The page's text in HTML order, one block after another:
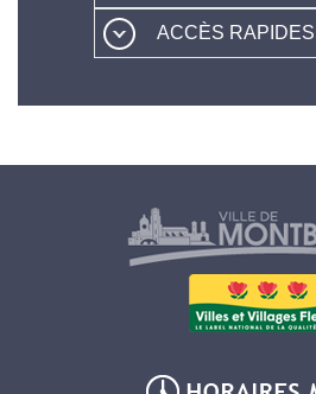
ACCÈS RAPIDES